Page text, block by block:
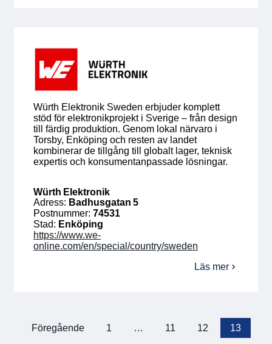
Würth Elektronik Sweden erbjuder komplett
stöd för elektronikprojekt i Sverige – från design
till färdig produktion. Genom lokal närvaro i
Torsby, Enköping och resten av landet
kombinerar de tillgång till globalt lager, teknisk
expertis och konsumentanpassade lösningar.
Würth Elektronik
Adress: Badhusgatan 5
Postnummer: 74531
Stad: Enköping
https://www.we-
online.com/en/special/country/sweden
Läs mer
om
Sidnumrering
Föregående 1 … 11 12 13